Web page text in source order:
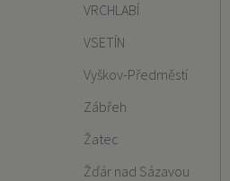
VRCHLABÍ
VSETÍN
Vyškov-Předměstí
Zábřeh
Žatec
Žďár nad Sázavou